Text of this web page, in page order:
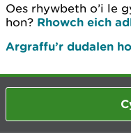
Oes rhywbeth o’i le
hon? Rhowch eich
Argraffu’r dudalen